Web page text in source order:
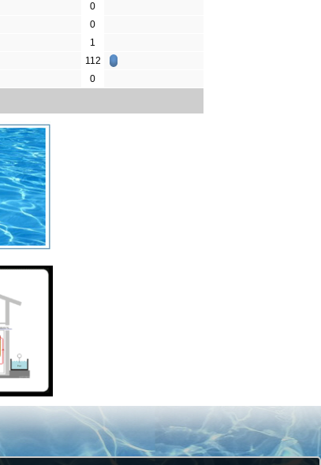
0
0
1
112
0